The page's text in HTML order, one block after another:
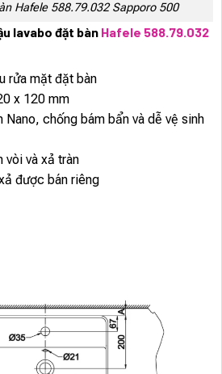
Hafele 588.79.032 Sapporo 500
lavabo đặt bàn Hafele 588.79.032
rửa mặt đặt bàn
x 120 mm
Nano, chống bám bẩn và dễ vệ sinh
vòi và xả tràn
được bán riêng